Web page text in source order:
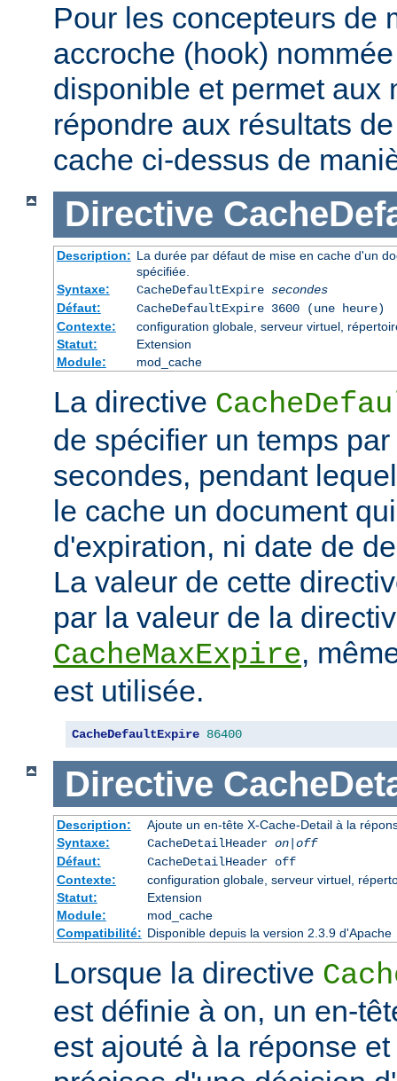
Pour les concepteurs de
accroche (hook)
disponible et permet aux
répondre aux résultats
cache ci-dessus de
Directive
Description: La durée par défaut de mise en cache d'un
spécifiée.
Syntaxe:
CacheDefaultExpire secondes
Défaut:
CacheDefaultExpire 3600 (une heure)
Contexte:
configuration globale, serveur virtuel,
Statut:
Extension
Module:
mod_cache
La directive
de spécifier un temps
secondes, pendant
le cache un document
d'expiration, ni date de
La valeur de cette
par la valeur de la
CacheMaxExpire,
est utilisée.
CacheDefaultExpire 86400
Directive
Description:
Ajoute un en-tête X-Cache-Detail à la
Syntaxe:
CacheDetailHeader on|off
Défaut:
CacheDetailHeader off
Contexte:
configuration globale, serveur virtuel,
Statut:
Extension
Module:
mod_cache
Compatibilité: Disponible depuis la version 2.3.9 d'Apache
Lorsque la directive
est définie à on, un en-
est ajouté à la réponse